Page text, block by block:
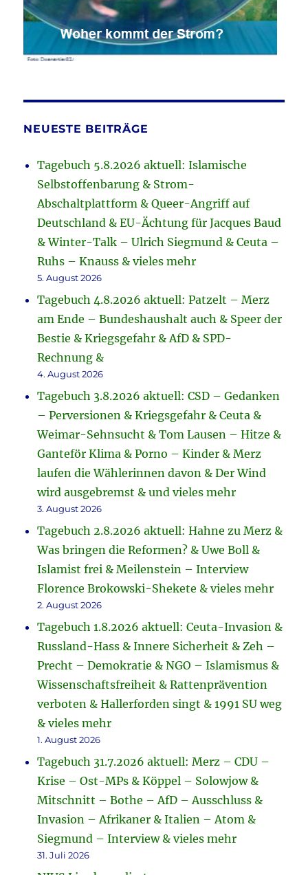
NEUESTE BEITRÄGE
Tagebuch 5.8.2026 aktuell: Islamische
Selbstoffenbarung & Strom-
Abschaltplattform & Queer-Angriff auf
Deutschland & EU-Ächtung für Jacques Baud
& Winter-Talk – Ulrich Siegmund & Ceuta –
Ruhs – Knauss & vieles mehr
5. August 2026
Tagebuch 4.8.2026 aktuell: Patzelt – Merz
am Ende – Bundeshaushalt auch & Speer der
Bestie & Kriegsgefahr & AfD & SPD-
Rechnung &
4. August 2026
Tagebuch 3.8.2026 aktuell: CSD – Gedanken
– Perversionen & Kriegsgefahr & Ceuta &
Weimar-Sehnsucht & Tom Lausen – Hitze &
Ganteför Klima & Porno – Kinder & Merz
laufen die Wählerinnen davon & Der Wind
wird ausgebremst & und vieles mehr
3. August 2026
Tagebuch 2.8.2026 aktuell: Hahne zu Merz &
Was bringen die Reformen? & Uwe Boll &
Islamist frei & Meilenstein – Interview
Florence Brokowski-Shekete & vieles mehr
2. August 2026
Tagebuch 1.8.2026 aktuell: Ceuta-Invasion &
Russland-Hass & Innere Sicherheit & Zeh –
Precht – Demokratie & NGO – Islamismus &
Wissenschaftsfreiheit & Rattenprävention
verboten & Hallerforden singt & 1991 SU weg
& vieles mehr
1. August 2026
Tagebuch 31.7.2026 aktuell: Merz – CDU –
Krise – Ost-MPs & Köppel – Solowjow &
Mitschnitt – Bothe – AfD – Ausschluss &
Invasion – Afrikaner & Italien – Atom &
Siegmund – Interview & vieles mehr
31. Juli 2026